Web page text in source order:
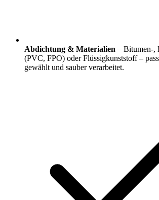
Abdichtung & Materialien – Bitumen-,
(PVC, FPO) oder Flüssigkunststoff –
gewählt und sauber verarbeitet.